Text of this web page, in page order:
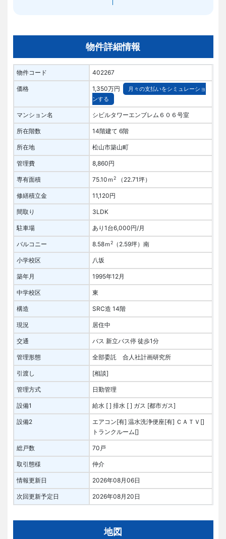
物件詳細情報
物件コード 402267
価格 1,350万円
月々の支払いをシミュレーショ
ンする
マンション名 シビルタワーエンブレム６０６号室
所在階数 14階建て 6階
所在地 松山市築山町
管理費 8,860円
専有面積 75.10ｍ2（22.71坪）
修繕積立金 11,120円
間取り 3LDK
駐車場 あり1台6,000円/月
バルコニー 8.58ｍ2（2.59坪） 南
小学校区 八坂
築年月 1995年12月
中学校区 東
構造 SRC造 14階
現況 居住中
交通 バス 新立バス停 徒歩1分
管理形態 全部委託 合人社計画研究所
引渡し [相談]
管理方式 日勤管理
設備1 給水 [ ] 排水 [ ] ガス [都市ガス]
設備2 エアコン[有] 温水洗浄便座[有] ＣＡＴＶ[]
トランクルーム[]
総戸数 70戸
取引態様 仲介
情報更新日 2026年08月06日
次回更新予定日 2026年08月20日
地図